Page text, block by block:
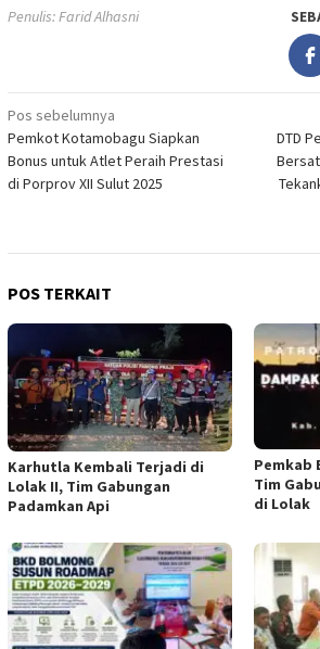
Penulis: Farid Alhasni
Navigasi
pos
Pos sebelumnya
Pemkot Kotamobagu Siapkan
Bonus untuk Atlet Peraih Prestasi
di Porprov XII Sulut 2025
DTD
POS TERKAIT
Karhutla Kembali Terjadi di
Lolak II, Tim Gabungan
Padamkan Api
Pemkab
Tim
di Lolak